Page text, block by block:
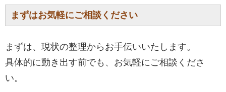
まずはお気軽にご相談ください
まずは、現状の整理からお手伝いいたします。
具体的に動き出す前でも、お気軽にご相談くださ
い。